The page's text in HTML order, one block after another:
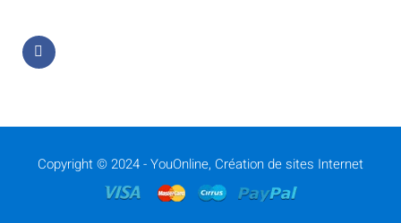
Copyright © 2024 -YouOnline, Création de sites Internet